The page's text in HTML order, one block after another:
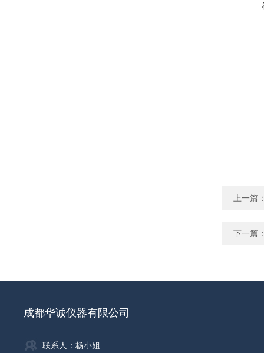
上一篇
下一篇
成都华诚仪器有限公司
联系人：杨小姐